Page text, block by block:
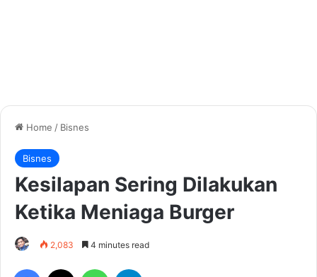
Home / Bisnes
Bisnes
Kesilapan Sering Dilakukan
Ketika Meniaga Burger
2,083 4 minutes read
Facebook WhatsApp